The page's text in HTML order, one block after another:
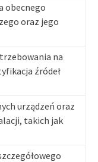
obecnego
oraz jego
na
źródeł
urządzeń oraz
takich jak